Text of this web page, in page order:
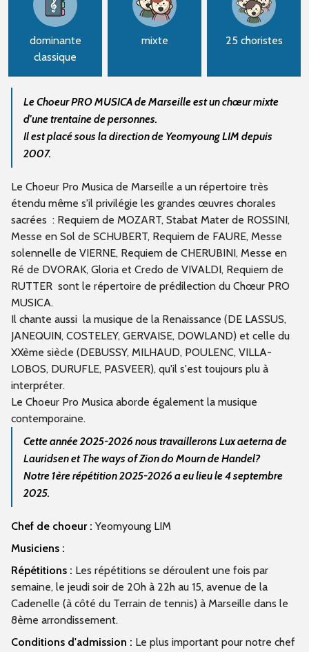
dominante
classique
mixte 25 choristes
Le Choeur PRO MUSICA de Marseille est un chœur mixte
d'une trentaine de personnes.
Il est placé sous la direction de Yeomyoung LIM depuis
2007.
Le Choeur Pro Musica de Marseille a un répertoire très
étendu même s'il privilégie les grandes œuvres chorales
sacrées : Requiem de MOZART, Stabat Mater de ROSSINI,
Messe en Sol de SCHUBERT, Requiem de FAURE, Messe
solennelle de VIERNE, Requiem de CHERUBINI, Messe en
Ré de DVORAK, Gloria et Credo de VIVALDI, Requiem de
RUTTER sont le répertoire de prédilection du Chœur PRO
MUSICA.
Il chante aussi la musique de la Renaissance (DE LASSUS,
JANEQUIN, COSTELEY, GERVAISE, DOWLAND) et celle du
XXème siècle (DEBUSSY, MILHAUD, POULENC, VILLA-
LOBOS, DURUFLE, PASVEER), qu'il s'est toujours plu à
interpréter.
Le Choeur Pro Musica aborde également la musique
contemporaine.
Cette année 2025-2026 nous travaillerons Lux aeterna de
Lauridsen et The ways of Zion do Mourn de Handel?
Notre 1ère répétition 2025-2026 a eu lieu le 4 septembre
2025.
Chef de choeur : Yeomyoung LIM
Musiciens :
Répétitions : Les répétitions se déroulent une fois par
semaine, le jeudi soir de 20h à 22h au 15, avenue de la
Cadenelle (à côté du Terrain de tennis) à Marseille dans le
8ème arrondissement.
Conditions d'admission : Le plus important pour notre chef